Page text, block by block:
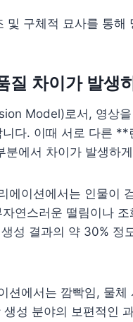
및 구체적 묘사를 통해
질 차이가 발생
Model)로서, 영상
다. 이때 서로 다른
분에서 차이가 발생하
에이션에서는 인물이
연스러운 떨림이나
성 결과의 약 30% 정
션에서는 깜빡임, 물
성 분야의 보편적인